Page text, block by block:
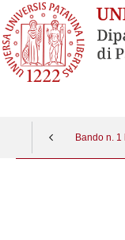
Bando n. 1